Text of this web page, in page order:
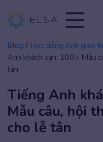
Blog / Học tiếng Anh giao
Anh khách sạn: 100+ Mẫu
tân
Tiếng Anh
Mẫu câu, hội
cho lễ tân